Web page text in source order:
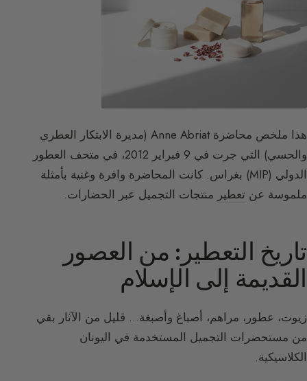
هذا ملخص محاضرة Anne Abriat (مديرة الابتكار العطري
والحسي) التي جرت في 9 فبراير 2012، في متحف العطور
الدولي (MIP) بغراس. كانت المحاضرة وافرة وغنية بأمثلة
ملموسة عن تعطير منتجات التجميل عبر الحضارات.
تاريخ التعطير: من العصور
القديمة إلى الإسلام
زيوت، عطور، مراهم، أصباغ وأصبغة… قليل من الآثار بقي
من مستحضرات التجميل المستخدمة في اليونان
الكلاسيكية.